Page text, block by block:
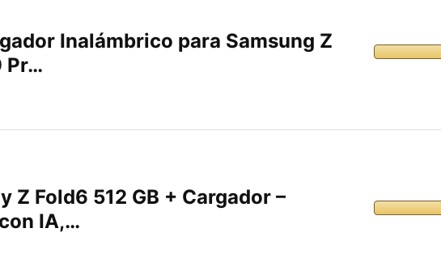
Inalámbrico para Samsung Z
Pr…
Z Fold6 512 GB + Cargador –
IA,…